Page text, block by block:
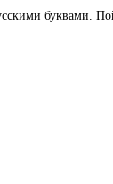
буквами.